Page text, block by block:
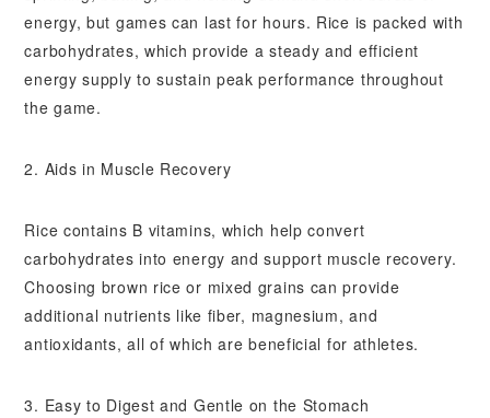
energy, but games can last for hours. Rice is packed with
carbohydrates, which provide a steady and efficient
energy supply to sustain peak performance throughout
the game.
2. Aids in Muscle Recovery
Rice contains B vitamins, which help convert
carbohydrates into energy and support muscle recovery.
Choosing brown rice or mixed grains can provide
additional nutrients like fiber, magnesium, and
antioxidants, all of which are beneficial for athletes.
3. Easy to Digest and Gentle on the Stomach